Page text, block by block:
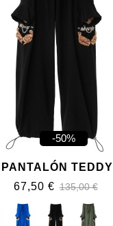
-50%
PANTALÓN TEDDY
67,50 € 135,00 €